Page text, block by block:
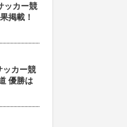
ッカー競
掲載！
ッカー競
優勝は